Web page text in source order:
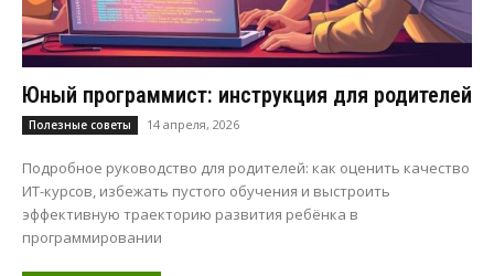
Юный программист: инструкция для родителей
Полезные советы 14 апреля, 2026
Подробное руководство для родителей: как оценить качество
ИТ-курсов, избежать пустого обучения и выстроить
эффективную траекторию развития ребёнка в
программировании